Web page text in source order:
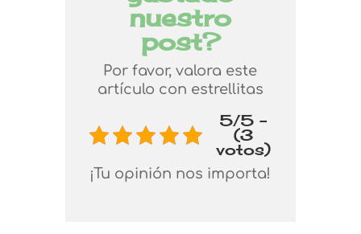
nuestro
post?
Por favor, valora este
artículo con estrellitas
5/5 -
(3
votos)
¡Tu opinión nos importa!